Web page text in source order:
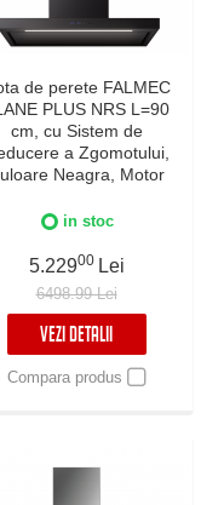
de perete FALMEC
PLUS NRS L=90
cm, cu Sistem de
a Zgomotului,
Neagra, Motor
wireless intre
Aspiratie perimetrala,
LED dimabila si
Dynamic Control
electronic,
in stoc
5.22900 Lei
6498.99 Lei
VEZI DETALII
Compara produs